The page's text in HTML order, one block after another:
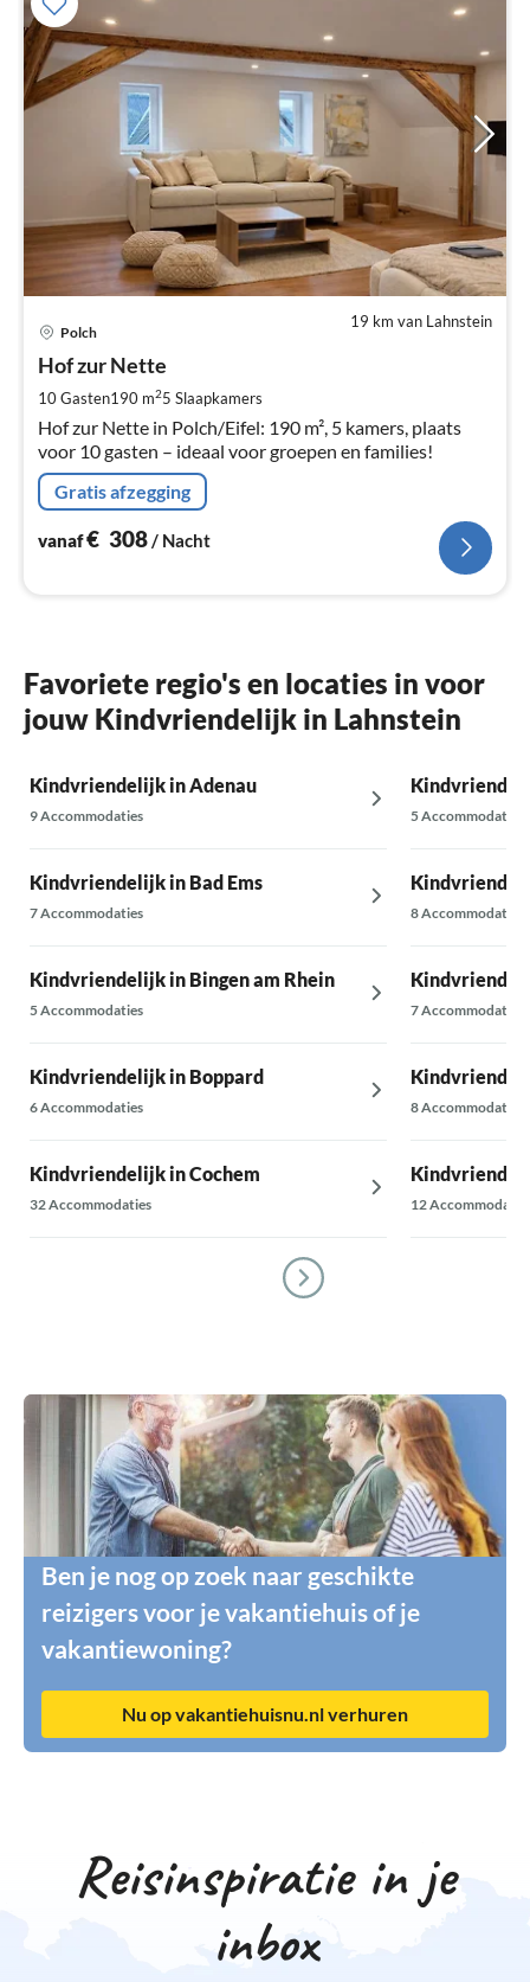
19 km van Lahnstein
Polch
Hof zur Nette
10 Gasten190 m25 Slaapkamers
Hof zur Nette in Polch/Eifel: 190 m², 5 kamers, plaats
voor 10 gasten – ideaal voor groepen en families!
Gratis afzegging
vanaf€ 308 / Nacht
Favoriete regio's en locaties in voor
jouw Kindvriendelijk in Lahnstein
Kindvriendelijk in Adenau
9 Accommodaties
Kindvriendelijk in Bad Ems
7 Accommodaties
Kindvriendelijk in Bingen am Rhein
5 Accommodaties
Kindvriendelijk in Boppard
6 Accommodaties
Kindvriendelijk in Cochem
32 Accommodaties
5 Accommodaties
8 Accommodaties
7 Accommodaties
8 Accommodaties
12
Ben je nog op zoek naar geschikte
reizigers voor je vakantiehuis of je
vakantiewoning?
Nu op vakantiehuisnu.nl verhuren
Reisinspiratie in je
inbox